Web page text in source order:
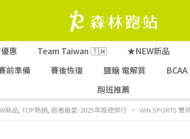
惠 Team Taiwan 🇹🇼 ★NEW新品
前準備
賽後恢復 鹽糖 電解質 BCAA
跑班推薦
新品, TOP熱銷, 跑者最愛-2025年度總排行 WiN SPORTS 雙